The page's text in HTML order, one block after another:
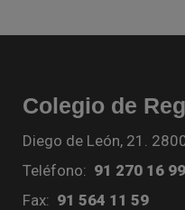
Colegio de
Diego de León, 21.
Teléfono: 91 270 16 99
Fax: 91 564 11 59